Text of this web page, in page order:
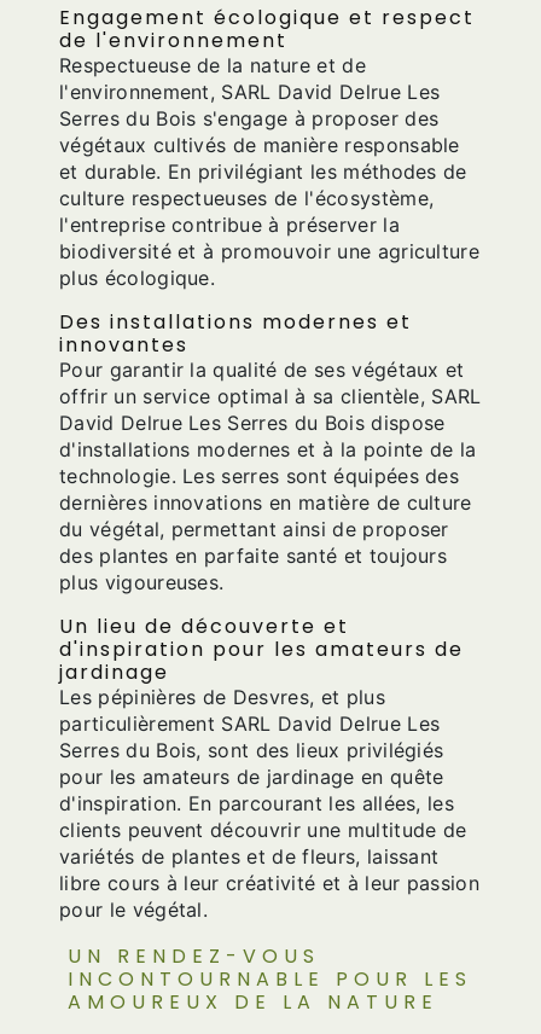
Engagement écologique et respect
de l'environnement
Respectueuse de la nature et de
l'environnement, SARL David Delrue Les
Serres du Bois s'engage à proposer des
végétaux cultivés de manière responsable
et durable. En privilégiant les méthodes de
culture respectueuses de l'écosystème,
l'entreprise contribue à préserver la
biodiversité et à promouvoir une agriculture
plus écologique.
Des installations modernes et
innovantes
Pour garantir la qualité de ses végétaux et
offrir un service optimal à sa clientèle, SARL
David Delrue Les Serres du Bois dispose
d'installations modernes et à la pointe de la
technologie. Les serres sont équipées des
dernières innovations en matière de culture
du végétal, permettant ainsi de proposer
des plantes en parfaite santé et toujours
plus vigoureuses.
Un lieu de découverte et
d'inspiration pour les amateurs de
jardinage
Les pépinières de Desvres, et plus
particulièrement SARL David Delrue Les
Serres du Bois, sont des lieux privilégiés
pour les amateurs de jardinage en quête
d'inspiration. En parcourant les allées, les
clients peuvent découvrir une multitude de
variétés de plantes et de fleurs, laissant
libre cours à leur créativité et à leur passion
pour le végétal.
UN RENDEZ-VOUS
INCONTOURNABLE POUR LES
AMOUREUX DE LA NATURE